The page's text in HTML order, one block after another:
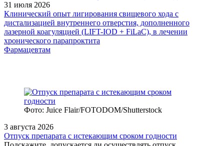
31 июля 2026
Клинический опыт лигирования свищевого хода с
дистализацией внутреннего отверстия, дополненного
лазерной коагуляцией (LIFT-IOD + FiLaC), в лечении
хронического парапроктита
Фармацевтам
Фото: Juice Flair/FOTODOM/Shutterstoсk
3 августа 2026
Отпуск препарата с истекающим сроком годности